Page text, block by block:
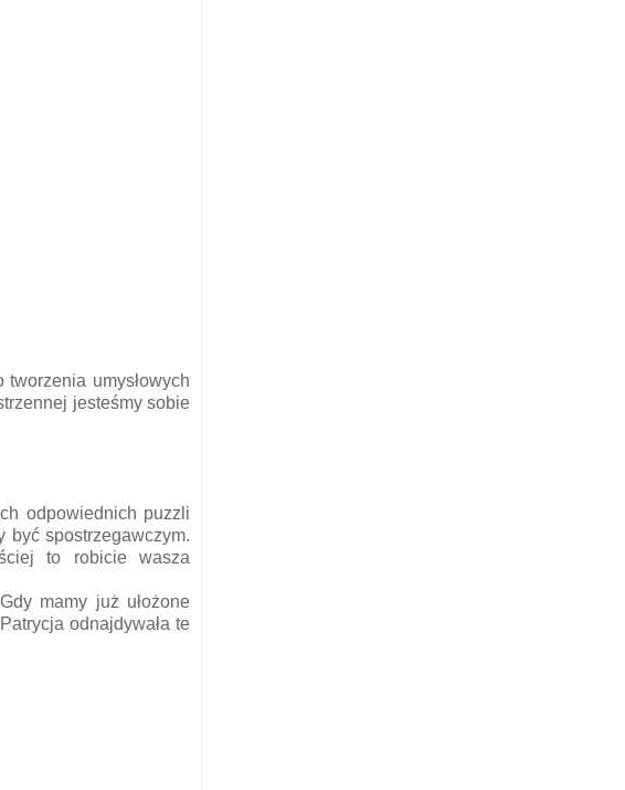
umysłowych
jesteśmy sobie
odpowiednich puzzli
być spostrzegawczym.
to robicie wasza
mamy już ułożone
odnajdywała te